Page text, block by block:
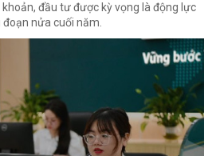
đầu tư được kỳ vọng là động lực
nửa cuối năm.